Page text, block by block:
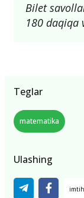
Bilet
180 daqiqa
Teglar
matematika
Ulashing